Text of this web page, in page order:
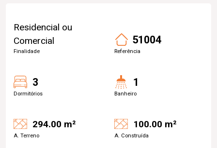
Residencial ou
Comercial
Finalidade
51004
Referência
3
Dormitórios
1
Banheiro
294.00 m²
A. Terreno
100.00 m²
A. Construída